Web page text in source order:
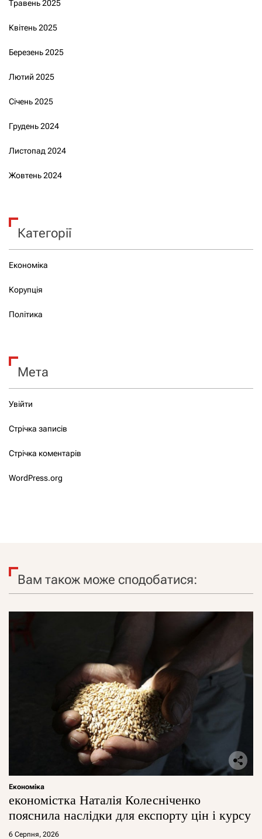
Травень 2025
Квітень 2025
Березень 2025
Лютий 2025
Січень 2025
Грудень 2024
Листопад 2024
Жовтень 2024
Категорії
Економіка
Корупція
Політика
Мета
Увійти
Стрічка записів
Стрічка коментарів
WordPress.org
Вам також може сподобатися:
Економіка
економістка Наталія Колесніченко
пояснила наслідки для експорту цін і курсу
6 Серпня, 2026